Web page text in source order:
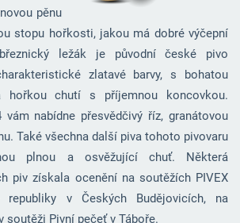
pěnu
stopu hořkosti, jakou má dobré výčepní
ležák je původní české pivo
zlatavé barvy, s bohatou
hořkou chutí s příjemnou koncovkou.
vám nabídne přesvědčivý říz, granátovou
Také všechna další piva tohoto pivovaru
plnou a osvěžující chuť. Některá
piv získala ocenění na soutěžích PIVEX
republiky v Českých Budějovicích, na
soutěži Pivní pečeť v Táboře.